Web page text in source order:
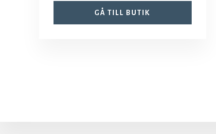
GÅ TILL BUTIK